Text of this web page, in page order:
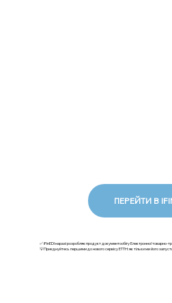
ПЕРЕЙТИ В
✅ iFinEDI наразі розробляє продукт документообігу Електронної товарно-
💡Приєднуйтесь першими до нового сервісу ЕТТН: як тільки ми його